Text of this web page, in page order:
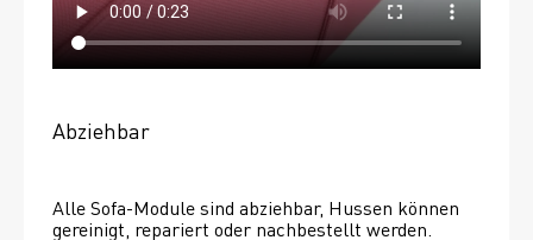
Abziehbar
Alle Sofa-Module sind abziehbar, Hussen können
gereinigt, repariert oder nachbestellt werden.